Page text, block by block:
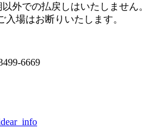
外での払戻しはいたしません。
場はお断りいたします。
6669